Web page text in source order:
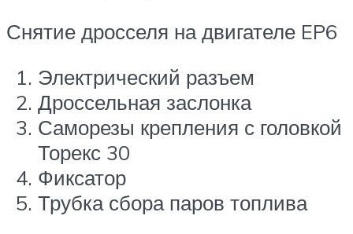
Снятие дросселя на двигателе EP6
Электрический разъем
Дроссельная заслонка
Саморезы крепления с головкой
Торекс 30
Фиксатор
Трубка сбора паров топлива